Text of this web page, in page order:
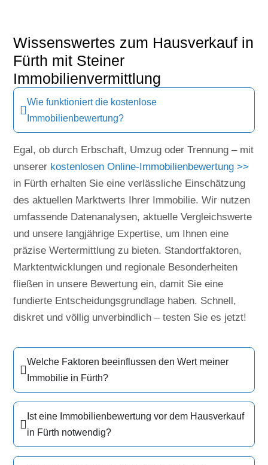
Wissenswertes zum Hausverkauf in
Fürth mit Steiner
Immobilienvermittlung
Wie funktioniert die kostenlose
Immobilienbewertung?
Egal, ob durch Erbschaft, Umzug oder Trennung – mit
unserer kostenlosen Online-Immobilienbewertung >>
in Fürth erhalten Sie eine verlässliche Einschätzung
des aktuellen Marktwerts Ihrer Immobilie. Wir nutzen
umfassende Datenanalysen, aktuelle Vergleichswerte
und unsere langjährige Expertise, um Ihnen eine
präzise Wertermittlung zu bieten. Standortfaktoren,
Marktentwicklungen und regionale Besonderheiten
fließen in unsere Bewertung ein, damit Sie eine
fundierte Entscheidungsgrundlage haben. Schnell,
diskret und völlig unverbindlich – testen Sie es jetzt!
Welche Faktoren beeinflussen den Wert meiner
Immobilie in Fürth?
Ist eine Immobilienbewertung vor dem Hausverkauf
in Fürth notwendig?